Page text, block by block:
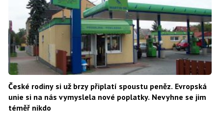
České rodiny si už brzy připlatí spoustu peněz. Evropská
unie si na nás vymyslela nové poplatky. Nevyhne se jim
téměř nikdo